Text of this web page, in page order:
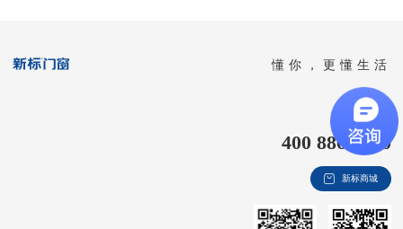
门窗实力派 懂你，更懂生活
全国客服热线
400 8866 020
新标商城